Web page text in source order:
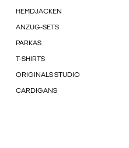
HEMDJACKEN
ANZUG-SETS
PARKAS
T-SHIRTS
ORIGINALS STUDIO
CARDIGANS